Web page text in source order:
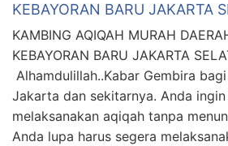
KEBAYORAN BARU JAKARTA
KAMBING AQIQAH MURAH
KEBAYORAN BARU JAKARTA
Alhamdulillah..Kabar Gembira
Jakarta dan sekitarnya. Anda
melaksanakan aqiqah tanpa
Anda lupa harus segera